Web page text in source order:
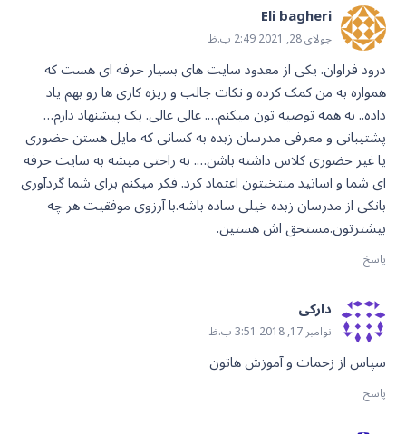
Eli bagheri
جولای 28, 2021 2:49 ب.ظ
درود فراوان. یکی از معدود سایت های بسیار حرفه ای هست که
همواره به من کمک کرده و نکات جالب و ریزه کاری ها رو بهم یاد
داده.. به همه توصیه تون میکنم…. عالی عالی. یک پیشنهاد دارم…
پشتیبانی و معرفی مدرسان زبده به کسانی که مایل هستن حضوری
یا غیر حضوری کلاس داشته باشن…. به راحتی میشه به سایت حرفه
ای شما و اساتید منتخبتون اعتماد کرد.‌ فکر میکنم برای شما گردآوری
بانکی از مدرسان زبده خیلی ساده باشه.با آرزوی موفقیت هر چه
بیشترتون.مستحق اش هستین.
پاسخ
دارکی
نوامبر 17, 2018 3:51 ب.ظ
سپاس از زحمات و آموزش هاتون
پاسخ